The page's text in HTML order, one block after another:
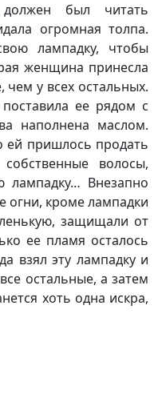
был читать
огромная толпа.
лампадку, чтобы
женщина принесла
у всех остальных.
ее рядом с
наполнена маслом.
ей пришлось продать
волосы,
лампадку… Внезапно
огни, кроме лампадки
защищали от
ее пламя осталось
взял эту лампадку и
остальные, а затем
хоть одна искра,